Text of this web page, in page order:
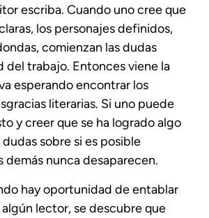
escriba. Cuando uno cree que
los personajes definidos,
comienzan las dudas
del trabajo. Entonces viene la
esperando encontrar los
literarias. Si uno puede
y creer que se ha logrado algo
sobre si es posible
demás nunca desaparecen.
hay oportunidad de entablar
lector, se descubre que